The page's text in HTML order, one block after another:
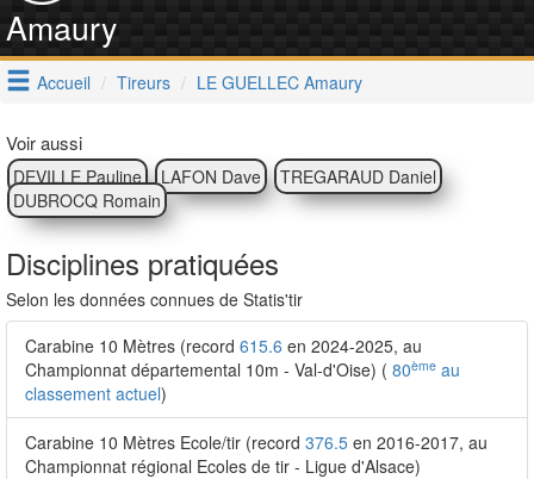
Amaury
Accueil Tireurs LE GUELLEC Amaury
Voir aussi
DEVILLE Pauline LAFON Dave
TREGARAUD Daniel
DUBROCQ Romain
Disciplines pratiquées
Selon les données connues de Statis'tir
Carabine 10 Mètres (record 615.6 en 2024-2025, au
Championnat départemental 10m - Val-d'Oise) ( 80ème au
classement actuel)
Carabine 10 Mètres Ecole/tir (record 376.5 en 2016-2017, au
Championnat régional Ecoles de tir - Ligue d'Alsace)